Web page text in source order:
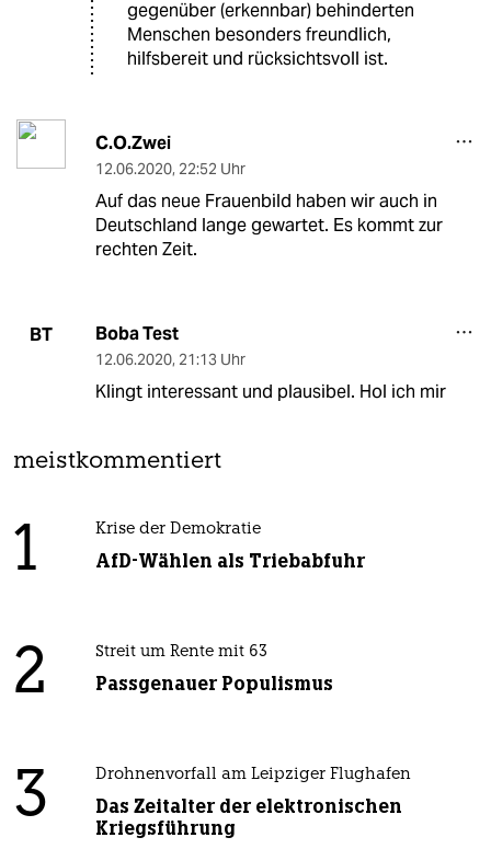
gegenüber (erkennbar) behinderten
Menschen besonders freundlich,
hilfsbereit und rücksichtsvoll ist.
C.O.Zwei
12.06.2020, 22:52 Uhr
Auf das neue Frauenbild haben wir auch in
Deutschland lange gewartet. Es kommt zur
rechten Zeit.
BT Boba Test
12.06.2020, 21:13 Uhr
Klingt interessant und plausibel. Hol ich mir
meistkommentiert
1 Krise der Demokratie
AfD-Wählen als Triebabfuhr
2 Streit um Rente mit 63
Passgenauer Populismus
3 Drohnenvorfall am Leipziger Flughafen
Das Zeitalter der elektronischen
Kriegsführung